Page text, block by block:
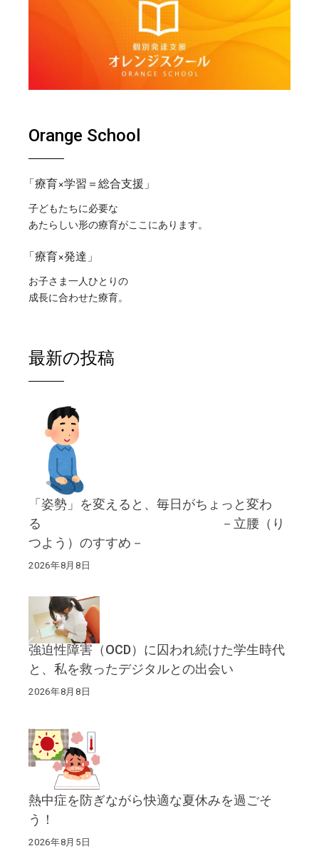
Orange School
「療育×学習＝総合支援」
子どもたちに必要な
あたらしい形の療育がここにあります。
「療育×発達」
お子さま一人ひとりの
成長に合わせた療育。
最新の投稿
「姿勢」を変えると、毎日がちょっと変わ
る －立腰（り
つよう）のすすめ－
2026年8月8日
強迫性障害（OCD）に囚われ続けた学生時代
と、私を救ったデジタルとの出会い
2026年8月8日
熱中症を防ぎながら快適な夏休みを過ごそ
う！
2026年8月5日